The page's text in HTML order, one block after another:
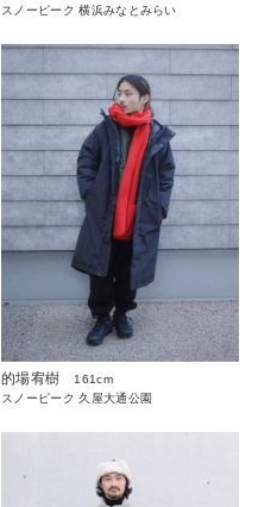
スノーピーク 横浜みなとみらい
的場宥樹
161cm
スノーピーク 久屋大通公園